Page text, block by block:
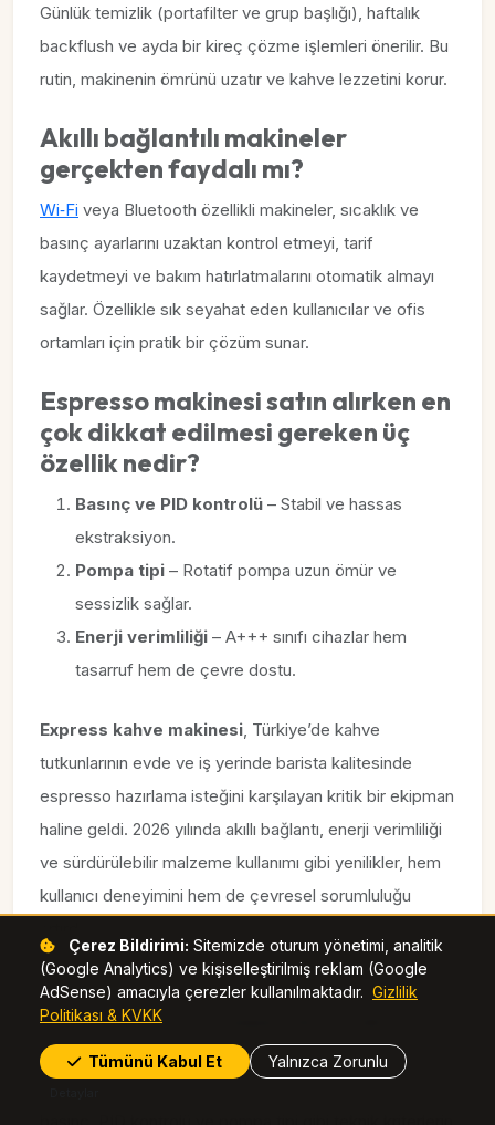
Günlük temizlik (portafilter ve grup başlığı), haftalık
backflush ve ayda bir kireç çözme işlemleri önerilir. Bu
rutin, makinenin ömrünü uzatır ve kahve lezzetini korur.
Akıllı bağlantılı makineler
gerçekten faydalı mı?
Wi‑Fi veya Bluetooth özellikli makineler, sıcaklık ve
basınç ayarlarını uzaktan kontrol etmeyi, tarif
kaydetmeyi ve bakım hatırlatmalarını otomatik almayı
sağlar. Özellikle sık seyahat eden kullanıcılar ve ofis
ortamları için pratik bir çözüm sunar.
Espresso makinesi satın alırken en
çok dikkat edilmesi gereken üç
özellik nedir?
Basınç ve PID kontrolü – Stabil ve hassas
ekstraksiyon.
Pompa tipi – Rotatif pompa uzun ömür ve
sessizlik sağlar.
Enerji verimliliği – A+++ sınıfı cihazlar hem
tasarruf hem de çevre dostu.
Express kahve makinesi, Türkiye’de kahve
tutkunlarının evde ve iş yerinde barista kalitesinde
espresso hazırlama isteğini karşılayan kritik bir ekipman
haline geldi. 2026 yılında akıllı bağlantı, enerji verimliliği
ve sürdürülebilir malzeme kullanımı gibi yenilikler, hem
kullanıcı deneyimini hem de çevresel sorumluluğu
Bu rehberde ele alınan tarihçe, teknik çalışma prensibi,
pazar trendleri, model karşılaştırmaları ve bakım
ipuçları, okuyucunun bilinçli bir seçim yapmasına
Çerez Bildirimi: Sitemizde oturum yönetimi, analitik
(Google Analytics) ve kişiselleştirilmiş reklam (Google
AdSense) amacıyla çerezler kullanılmaktadır. Gizlilik
Politikası & KVKK
Tümünü Kabul Et Yalnızca Zorunlu